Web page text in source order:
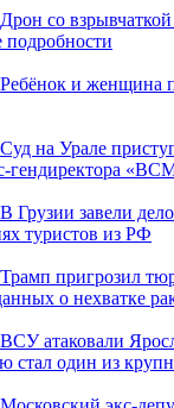
Дрон со
подробности
Ребёнок и женщина
Суд на Урале
гендиректора
В Грузии завели
туристов из РФ
Трамп пригрозил
о нехватке
ВСУ атаковали
стал один из